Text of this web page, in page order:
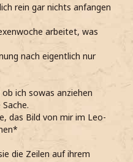
rein gar nichts anfangen
arbeitet, was
nach eigentlich nur
ich sowas anziehen
das Bild von mir im Leo-
die Zeilen auf ihrem